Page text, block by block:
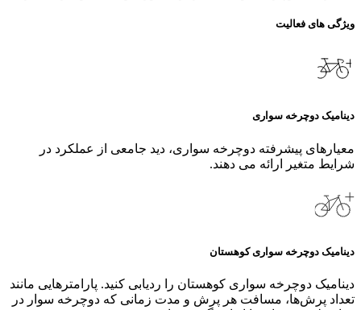
ویژگی های فعالیت
دینامیک دوچرخه‌ سواری
معیارهای پیشرفته دوچرخه‌ سواری، دید جامعی از عملکرد در
شرایط متغیر ارائه می‌ دهند.
دینامیک دوچرخه‌ سواری کوهستان
دینامیک دوچرخه‌ سواری کوهستان را ردیابی کنید. پارامترهایی مانند
تعداد پرش‌ها، مسافت هر پرش و مدت زمانی که دوچرخه‌ سوار در